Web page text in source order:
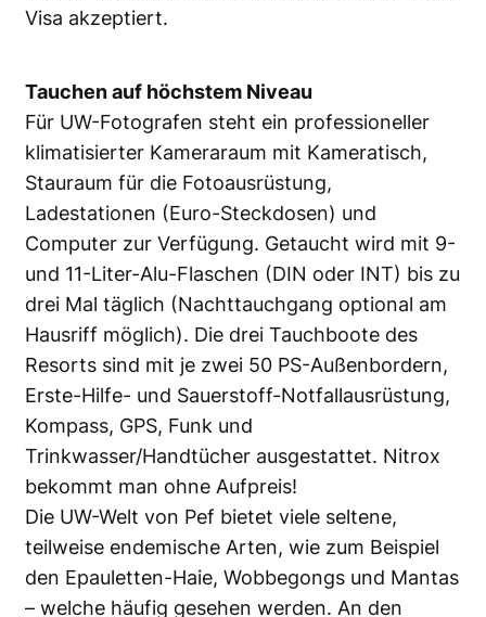
Visa akzeptiert.
Tauchen auf höchstem Niveau
Für UW-Fotografen steht ein professioneller
klimatisierter Kameraraum mit Kameratisch,
Stauraum für die Fotoausrüstung,
Ladestationen (Euro-Steckdosen) und
Computer zur Verfügung. Getaucht wird mit 9-
und 11-Liter-Alu-Flaschen (DIN oder INT) bis zu
drei Mal täglich (Nachttauchgang optional am
Hausriff möglich). Die drei Tauchboote des
Resorts sind mit je zwei 50 PS-Außenbordern,
Erste-Hilfe- und Sauerstoff-Notfallausrüstung,
Kompass, GPS, Funk und
Trinkwasser/Handtücher ausgestattet. Nitrox
bekommt man ohne Aufpreis!
Die UW-Welt von Pef bietet viele seltene,
teilweise endemische Arten, wie zum Beispiel
den Epauletten-Haie, Wobbegongs und Mantas
– welche häufig gesehen werden. An den